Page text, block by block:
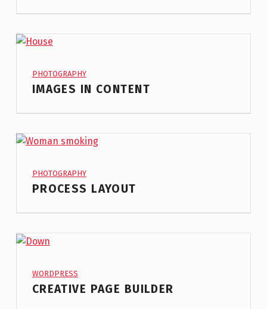
PROJECT CATEGORY:
PHOTOGRAPHY
IMAGES IN CONTENT
PROJECT CATEGORY:
PHOTOGRAPHY
PROCESS LAYOUT
WORDPRESS
CREATIVE PAGE BUILDER